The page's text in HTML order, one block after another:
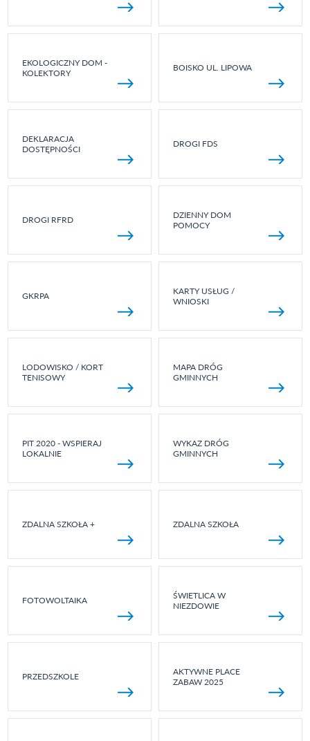
EKOLOGICZNY DOM -
KOLEKTORY
BOISKO UL. LIPOWA
DEKLARACJA
DOSTĘPNOŚCI
DROGI FDS
DROGI RFRD
DZIENNY DOM
POMOCY
GKRPA
KARTY USŁUG /
WNIOSKI
LODOWISKO / KORT
TENISOWY
MAPA DRÓG
GMINNYCH
PIT 2020 - WSPIERAJ
LOKALNIE
WYKAZ DRÓG
GMINNYCH
ZDALNA SZKOŁA + ZDALNA SZKOŁA
FOTOWOLTAIKA
ŚWIETLICA W
NIEZDOWIE
PRZEDSZKOLE
AKTYWNE PLACE
ZABAW 2025